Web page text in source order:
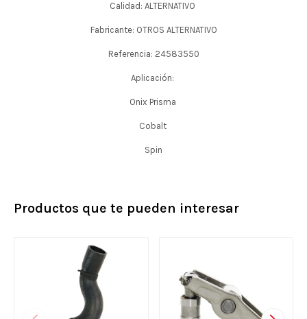
Calidad: ALTERNATIVO
Fabricante: OTROS ALTERNATIVO
Referencia: 24583550
Aplicación:
Onix Prisma
Cobalt
Spin
Productos que te pueden interesar